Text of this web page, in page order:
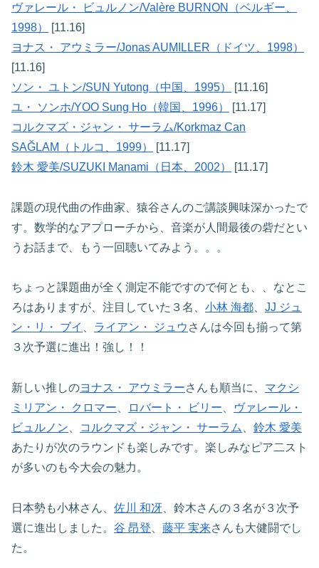
ヴァレール・ ビュルノン/Valère BURNON（ベルギー、
1998）
[11.16]
ヨナス・ アウミラー/Jonas AUMILLER（ドイツ、1998）
[11.16]
ソン・ ユトン/SUN Yutong（中国、1995）
[11.16]
ユ・ ソンホ/YOO Sung Ho（韓国、1996）
[11.17]
コルクマズ・ジャン・ サーラム/Korkmaz Can
SAĞLAM（トルコ、1999）
[11.17]
鈴木 愛美/SUZUKI Manami（日本、2002）
[11.17]
課題の現代曲の作曲家、猿谷さんのご講談興味深かったで
す。数学的なアプローチから、音楽が人間最後の砦だとい
うお話まで、もう一回聴いてみよう。。。
ちょっと課題曲が全く測定不能ですので何とも、、なとこ
ろはありますが、注目していた３名、 小林 海都
JJ ジュ
ン・リ・ ブイ
ライアン・ ジュウ さんは今回も揃って第
３次予選に進出！強し！！
新しい推しのヨナス・ アウミラーさんも順当に、 マクシ
ミリアン・ クロマー
ロバート・ ビリー
ヴァレール・
ビュルノン
コルクマズ・ジャン・ サーラム
鈴木 愛美
あたりが次のラウンドも楽しみです。楽しみなピア二スト
が多いのも今大会の魅力。
日本勢も小林さん、 佐川 和冴 、鈴木さんの３名が３次予
選に進出しました。 谷 昂登 藤平 実来さんも大健闘でし
た。